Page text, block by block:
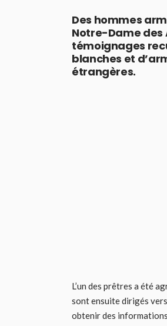
Des hommes
Notre-Dame des
témoignages
blanches et
étrangères.
L’un des prêtres a été
sont ensuite dirigés
obtenir des